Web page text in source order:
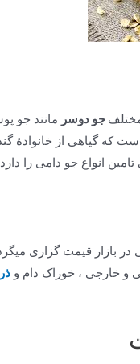
جو دوسر مانند جو
که گیاهی از خانوادهٔ
انواع جو دامی را
در بازار قیمت گزاری
و خارجی ، خوراک دام و